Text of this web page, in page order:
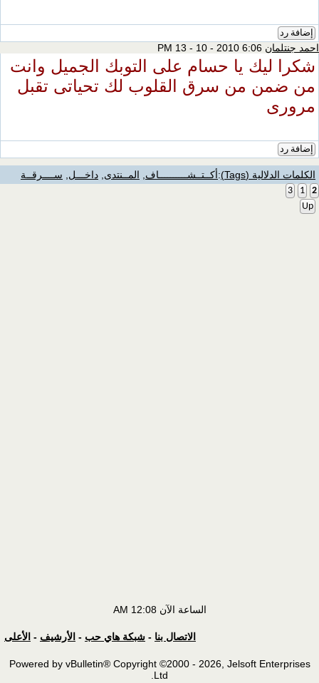
إضافة رد
احمد جنتلمان
شكرا ليك يا حسام على التوبك الجميل وانت
من ضمن من سرق القلوب لك تحياتى تقبل
مرورى
إضافة رد
الكلمات الدلالية (Tags) :أكــتــشــــــــــاف المــنتدى داخـــل ســــرقــة
1 2
3
Up
الساعة الآن12:08 AM
الاتصال بنا - شبكة هاي حب - الأرشيف - الأعلى
Powered by vBulletin® Copyright ©2000 - 2026, Jelsoft Enterprises
Ltd.